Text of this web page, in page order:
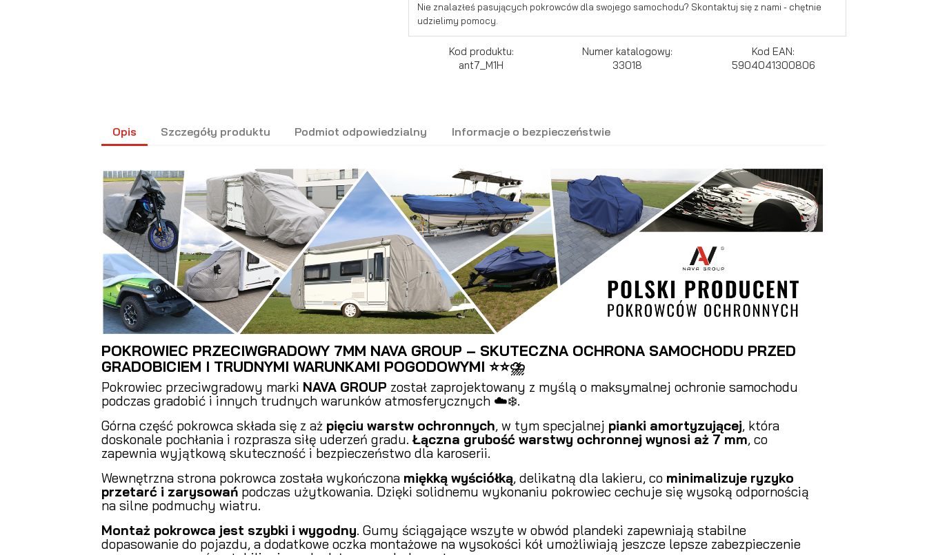
Nie znalazłeś pasujących pokrowców dla swojego samochodu? Skontaktuj się z nami - chętnie
udzielimy pomocy.
Kod produktu:
ant7_M1H
Numer katalogowy:
33018
Kod EAN:
5904041300806
Opis Szczegóły produktu Podmiot odpowiedzialny Informacje o bezpieczeństwie
POKROWIEC PRZECIWGRADOWY 7MM NAVA GROUP – SKUTECZNA OCHRONA SAMOCHODU PRZED
GRADOBICIEM I TRUDNYMI WARUNKAMI POGODOWYMI ⭐⭐⛈️
Pokrowiec przeciwgradowy marki NAVA GROUP został zaprojektowany z myślą o maksymalnej ochronie samochodu
podczas gradobić i innych trudnych warunków atmosferycznych ☁️❄️.
Górna część pokrowca składa się z aż pięciu warstw ochronnych, w tym specjalnej pianki amortyzującej, która
doskonale pochłania i rozprasza siłę uderzeń gradu. Łączna grubość warstwy ochronnej wynosi aż 7 mm, co
zapewnia wyjątkową skuteczność i bezpieczeństwo dla karoserii.
Wewnętrzna strona pokrowca została wykończona miękką wyściółką, delikatną dla lakieru, co minimalizuje ryzyko
przetarć i zarysowań podczas użytkowania. Dzięki solidnemu wykonaniu pokrowiec cechuje się wysoką odpornością
na silne podmuchy wiatru.
Montaż pokrowca jest szybki i wygodny. Gumy ściągające wszyte w obwód plandeki zapewniają stabilne
dopasowanie do pojazdu, a dodatkowe oczka montażowe na wysokości kół umożliwiają jeszcze lepsze zabezpieczenie